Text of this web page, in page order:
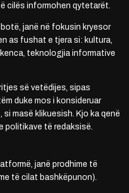
cilës informohen qytetarët.
janë në fokusin kryesor
as fushat e tjera si: kultura,
teknologjia informative
së vetëdijes, sipas
duke mos i konsideruar
masë klikuesish. Kjo ka qenë
politikave të redaksisë.
janë prodhime të
të cilat bashkëpunon).